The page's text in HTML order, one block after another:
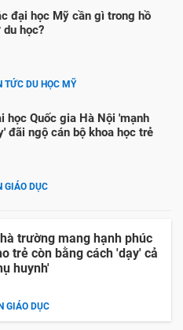
đại học Mỹ cần gì trong hồ
du học?
TỨC DU HỌC MỸ
học Quốc gia Hà Nội 'mạnh
đãi ngộ cán bộ khoa học trẻ
GIÁO DỤC
trường mang hạnh phúc
trẻ còn bằng cách 'dạy' cả
huynh'
GIÁO DỤC